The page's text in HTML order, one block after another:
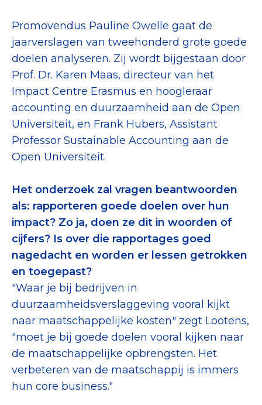
Promovendus Pauline Owelle gaat de
jaarverslagen van tweehonderd grote goede
doelen analyseren. Zij wordt bijgestaan door
Prof. Dr. Karen Maas, directeur van het
Impact Centre Erasmus en hoogleraar
accounting en duurzaamheid aan de Open
Universiteit, en Frank Hubers, Assistant
Professor Sustainable Accounting aan de
Open Universiteit.
Het onderzoek zal vragen beantwoorden
als: rapporteren goede doelen over hun
impact? Zo ja, doen ze dit in woorden of
cijfers? Is over die rapportages goed
nagedacht en worden er lessen getrokken
en toegepast?
"Waar je bij bedrijven in
duurzaamheidsverslaggeving vooral kijkt
naar maatschappelijke kosten" zegt Lootens,
"moet je bij goede doelen vooral kijken naar
de maatschappelijke opbrengsten. Het
verbeteren van de maatschappij is immers
hun core business."